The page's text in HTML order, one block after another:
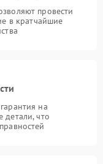
провести
в кратчайшие
на
что